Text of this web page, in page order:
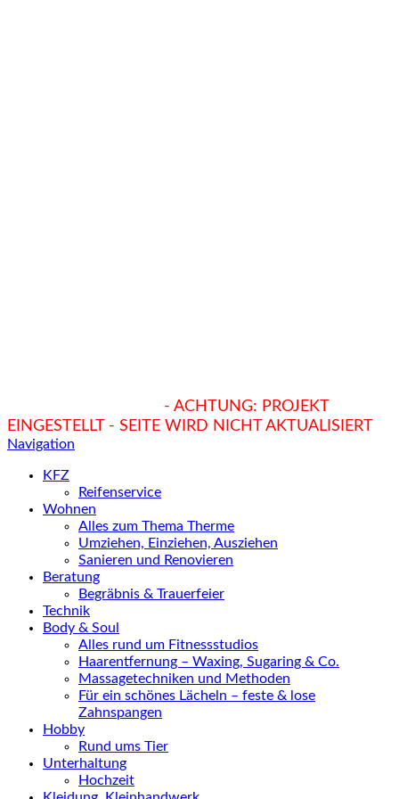
- ACHTUNG: PROJEKT
EINGESTELLT - SEITE WIRD NICHT AKTUALISIERT
Navigation
KFZ
Reifenservice
Wohnen
Alles zum Thema Therme
Umziehen, Einziehen, Ausziehen
Sanieren und Renovieren
Beratung
Begräbnis & Trauerfeier
Technik
Body & Soul
Alles rund um Fitnessstudios
Haarentfernung – Waxing, Sugaring & Co.
Massagetechniken und Methoden
Für ein schönes Lächeln – feste & lose
Zahnspangen
Hobby
Rund ums Tier
Unterhaltung
Hochzeit